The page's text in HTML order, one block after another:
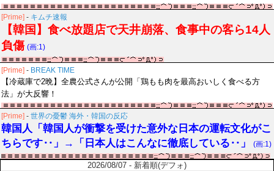
[Prime] - キムチ速報
【韓国】食べ放題店で天井崩落、食事中の客ら14人
負傷 (画:1)
[Prime] - BREAK TIME
【冷蔵庫で2晩】全農公式さんが公開「鶏もも肉を最高おいしく食べる方
法」が大反響！
[Prime] - 世界の憂鬱 海外・韓国の反応
韓国人「韓国人が衝撃を受けた意外な日本の運転文化がこ
ちらです‥」→「日本人はこんなに徹底している‥」
(画:1)
2026/08/07 - 新着順(デフォ)